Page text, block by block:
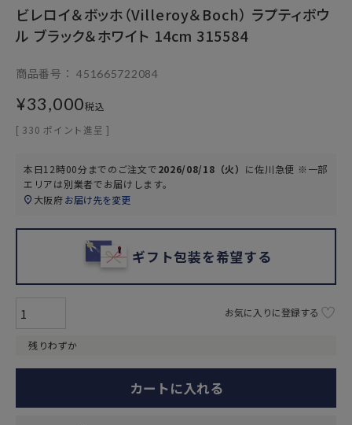
ビレロイ＆ボッホ（Villeroy＆Boch） ラプティボウ
ル ブラック＆ホワイト 14cm 315584
商品番号 451665722084
¥33,000税込
[ 330 ポイント進呈 ]
本日12時00分までのご注文で2026/08/18（火） に佐川急便 ※一部
エリアは別業者でお届けします。
大阪府お届け先を変更
ギフト包装を希望する
残りわずか
お気に入りに登録する
カートに入れる